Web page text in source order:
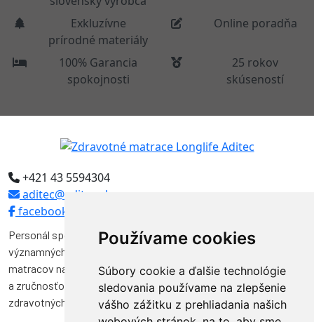
Používame cookies
Súbory cookie a ďalšie technológie
sledovania používame na zlepšenie
vášho zážitku z prehliadania našich
Exkluzívne
prírodné materiály
Online poradňa
100% Garancia
spokojnosti
25 rokov
skúseností
+421 43 5594304
aditec@aditec.sk
facebook
Personál spoločnosti Aditec tvoria odborníci, ktorí pôsobili vo
významných funkciách v niekoľkých spoločnostiach na výrobu
matracov na Slovensku. Svojimi vedomosťami, skúsenosťami
a zručnosťou značnou mierou prispeli k vývoju a kvalite výroby
zdravotných matracov na Slovensku.